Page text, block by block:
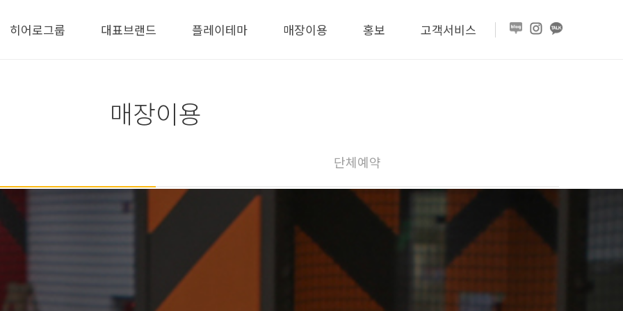
히어로그룹 대표브랜드 플레이테마 매장이용 홍보 고객서비스
매장이용
단체예약